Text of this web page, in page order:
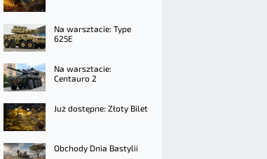
Na warsztacie: Type
625E
Na warsztacie:
Centauro 2
Już dostępne: Złoty Bilet
Obchody Dnia Bastylii